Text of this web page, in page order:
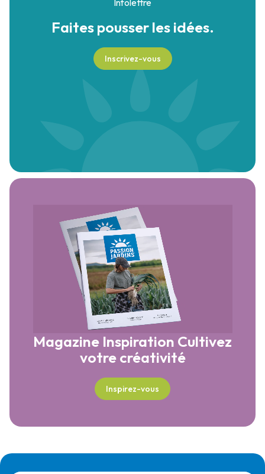
Infolettre
Faites pousserles idées.
Inscrivez-vous
Magazine Inspiration Cultivez
votre créativité
Inspirez-vous